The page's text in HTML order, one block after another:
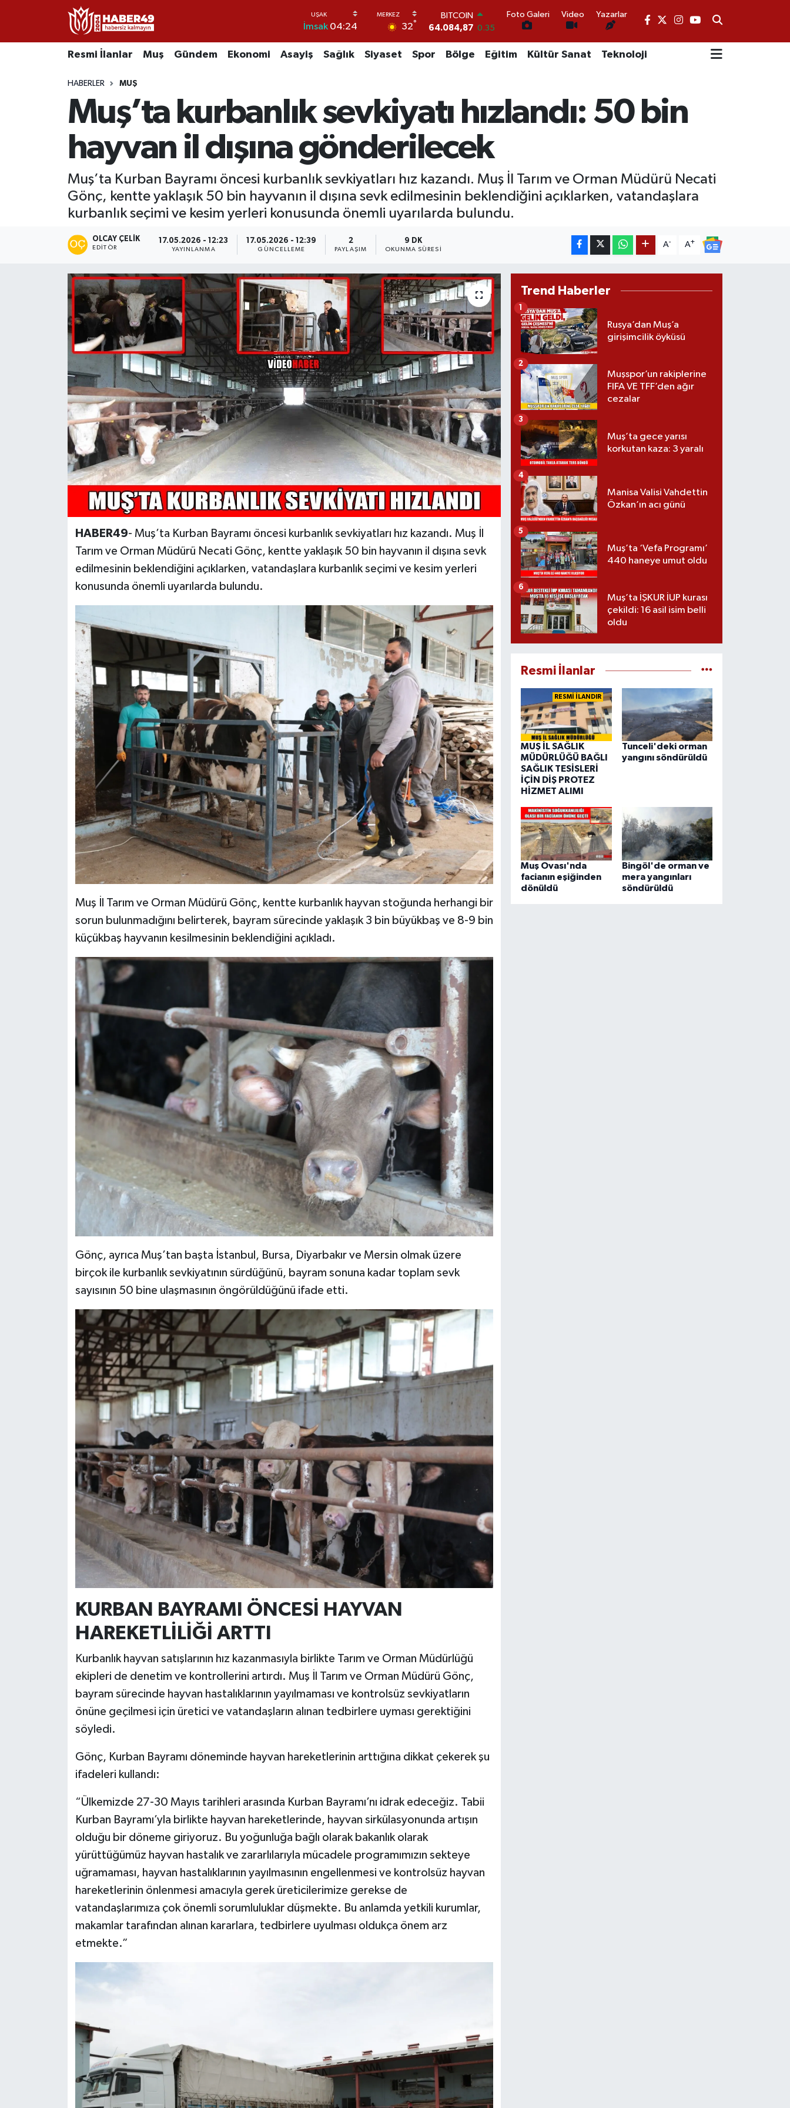
İmsak 04:24 32°
DOLAR
47,5760 0.1
55,0126 0.29
6508.83
BİST100
BITCOIN
64.084,87
0.35
Foto Galeri Video Yazarlar
Resmi İlanlar Muş Gündem Ekonomi Asayiş Sağlık Siyaset Spor Bölge Eğitim Kültür Sanat Teknoloji
HABERLER MUŞ
Muş’ta kurbanlık sevkiyatı hızlandı: 50 bin
hayvan il dışına gönderilecek
Muş’ta Kurban Bayramı öncesi kurbanlık sevkiyatları hız kazandı. Muş İl Tarım ve Orman Müdürü Necati
Gönç, kentte yaklaşık 50 bin hayvanın il dışına sevk edilmesinin beklendiğini açıklarken, vatandaşlara
kurbanlık seçimi ve kesim yerleri konusunda önemli uyarılarda bulundu.
OLCAY ÇELIK
EDITÖR
17.05.2026 - 12:23
YAYINLANMA
17.05.2026 - 12:39
GÜNCELLEME
2
PAYLAŞIM
9 DK
OKUNMA SÜRESI
A- A+
HABER49- Muş’ta Kurban Bayramı öncesi kurbanlık sevkiyatları hız kazandı. Muş İl
Tarım ve Orman Müdürü Necati Gönç, kentte yaklaşık 50 bin hayvanın il dışına sevk
edilmesinin beklendiğini açıklarken, vatandaşlara kurbanlık seçimi ve kesim yerleri
konusunda önemli uyarılarda bulundu.
Muş İl Tarım ve Orman Müdürü Gönç, kentte kurbanlık hayvan stoğunda herhangi bir
sorun bulunmadığını belirterek, bayram sürecinde yaklaşık 3 bin büyükbaş ve 8-9 bin
küçükbaş hayvanın kesilmesinin beklendiğini açıkladı.
Gönç, ayrıca Muş’tan başta İstanbul, Bursa, Diyarbakır ve Mersin olmak üzere
birçok ile kurbanlık sevkiyatının sürdüğünü, bayram sonuna kadar toplam sevk
sayısının 50 bine ulaşmasının öngörüldüğünü ifade etti.
KURBAN BAYRAMI ÖNCESİ HAYVAN
HAREKETLİLİĞİ ARTTI
Kurbanlık hayvan satışlarının hız kazanmasıyla birlikte Tarım ve Orman Müdürlüğü
ekipleri de denetim ve kontrollerini artırdı. Muş İl Tarım ve Orman Müdürü Gönç,
bayram sürecinde hayvan hastalıklarının yayılmaması ve kontrolsüz sevkiyatların
önüne geçilmesi için üretici ve vatandaşların alınan tedbirlere uyması gerektiğini
söyledi.
Gönç, Kurban Bayramı döneminde hayvan hareketlerinin arttığına dikkat çekerek şu
ifadeleri kullandı:
“Ülkemizde 27-30 Mayıs tarihleri arasında Kurban Bayramı’nı idrak edeceğiz. Tabii
Kurban Bayramı’yla birlikte hayvan hareketlerinde, hayvan sirkülasyonunda artışın
olduğu bir döneme giriyoruz. Bu yoğunluğa bağlı olarak bakanlık olarak
yürüttüğümüz hayvan hastalık ve zararlılarıyla mücadele programımızın sekteye
uğramaması, hayvan hastalıklarının yayılmasının engellenmesi ve kontrolsüz hayvan
hareketlerinin önlenmesi amacıyla gerek üreticilerimize gerekse de
vatandaşlarımıza çok önemli sorumluluklar düşmekte. Bu anlamda yetkili kurumlar,
makamlar tarafından alınan kararlara, tedbirlere uyulması oldukça önem arz
etmekte.”
Trend Haberler
Rusya’dan Muş’a
girişimcilik öyküsü
1
Muşspor’un rakiplerine
FIFA VE TFF’den ağır
cezalar
2
Muş’ta gece yarısı
korkutan kaza: 3 yaralı
3
Manisa Valisi Vahdettin
Özkan’ın acı günü
4
Muş’ta ‘Vefa Programı’
440 haneye umut oldu
5
Muş’ta İŞKUR İUP kurası
çekildi: 16 asil isim belli
oldu
6
Resmi İlanlar
RESMİ İLANDIR
MUŞ İL SAĞLIK
MÜDÜRLÜĞÜ BAĞLI
SAĞLIK TESİSLERİ
İÇİN DİŞ PROTEZ
HİZMET ALIMI
Tunceli'deki orman
yangını söndürüldü
Muş Ovası'nda
facianın eşiğinden
dönüldü
Bingöl'de orman ve
mera yangınları
söndürüldü
Resmi İlanlar
Teknoloji
Kültür Sanat
Hasköy
Bulanık
Uşak Nöbetçi Eczaneler
Uşak Namaz Vakitleri
Uşak Trafik Yoğunluk Haritası
TFF 2.Lig Kırmızı Grup Puan Durumu ve Fikstür
Tüm Manşetler
Haber Arşivi